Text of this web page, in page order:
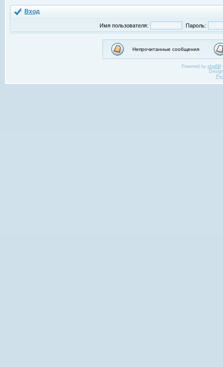
Вход
Имя пользователя: Пароль:
Непрочитанные сообщения
Powered by phpBB